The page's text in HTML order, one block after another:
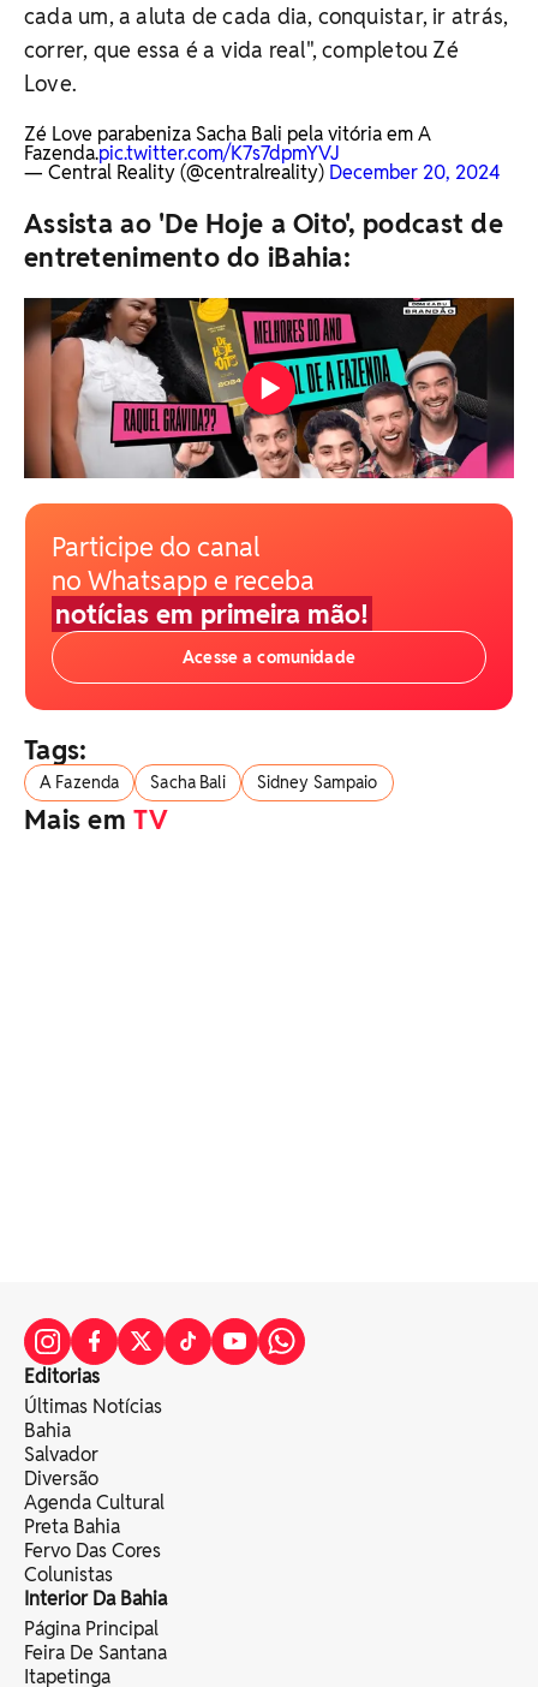
cada um, a aluta de cada dia, conquistar, ir atrás,
correr, que essa é a vida real", completou Zé
Love.
Zé Love parabeniza Sacha Bali pela vitória em A
Fazenda.pic.twitter.com/K7s7dpmYVJ
— Central Reality (@centralreality) December 20, 2024
Assista ao 'De Hoje a Oito', podcast de
entretenimento do iBahia:
Participe do canal
no Whatsapp e receba
notícias em primeira mão!
Acesse a comunidade
Tags:
A Fazenda Sacha Bali Sidney Sampaio
Mais emTV
Editorias
Últimas Notícias
Bahia
Salvador
Diversão
Agenda Cultural
Preta Bahia
Fervo Das Cores
Colunistas
Interior Da Bahia
Página Principal
Feira De Santana
Itapetinga